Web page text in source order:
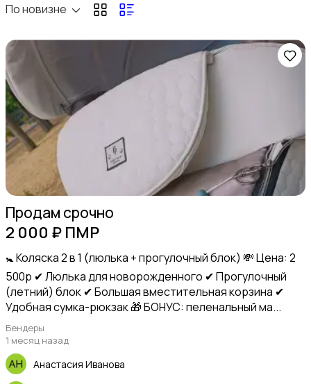
Товары для учебы
Другое
Детская одежда и обувь
По новизне
Продам срочно
2 000 ₽ ПМР
🚼 Коляска 2 в 1 (люлька + прогулочный блок) 💸 Цена: 2
500р ✔ Люлька для новорожденного ✔ Прогулочный
(летний) блок ✔ Большая вместительная корзина ✔
Удобная сумка-рюкзак 🎁 БОНУС: пеленальный ма...
Бендеры
1 месяц назад
Анастасия Иванова